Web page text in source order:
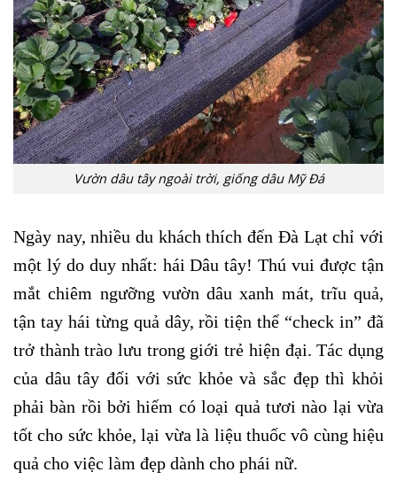
Vườn dâu tây ngoài trời, giống dâu Mỹ Đá
Ngày nay, nhiều du khách thích đến Đà Lạt chỉ với
một lý do duy nhất: hái Dâu tây! Thú vui được tận
mắt chiêm ngưỡng vườn dâu xanh mát, trĩu quả,
tận tay hái từng quả dây, rồi tiện thể “check in” đã
trở thành trào lưu trong giới trẻ hiện đại. Tác dụng
của dâu tây đối với sức khỏe và sắc đẹp thì khỏi
phải bàn rồi bởi hiếm có loại quả tươi nào lại vừa
tốt cho sức khỏe, lại vừa là liệu thuốc vô cùng hiệu
quả cho việc làm đẹp dành cho phái nữ.